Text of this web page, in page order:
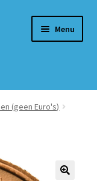
Menu
(geen Euro's)